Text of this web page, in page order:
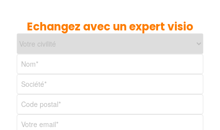
Echangez avec un expert visio